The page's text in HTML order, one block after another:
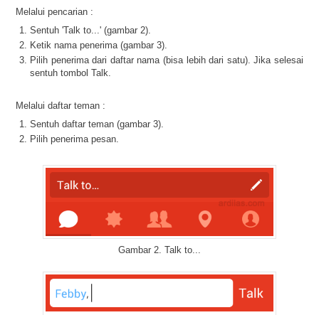
Melalui pencarian :
Sentuh 'Talk to...' (gambar 2).
Ketik nama penerima (gambar 3).
Pilih penerima dari daftar nama (bisa lebih dari satu). Jika selesai
sentuh tombol Talk.
Melalui daftar teman :
Sentuh daftar teman (gambar 3).
Pilih penerima pesan.
Gambar 2. Talk to...